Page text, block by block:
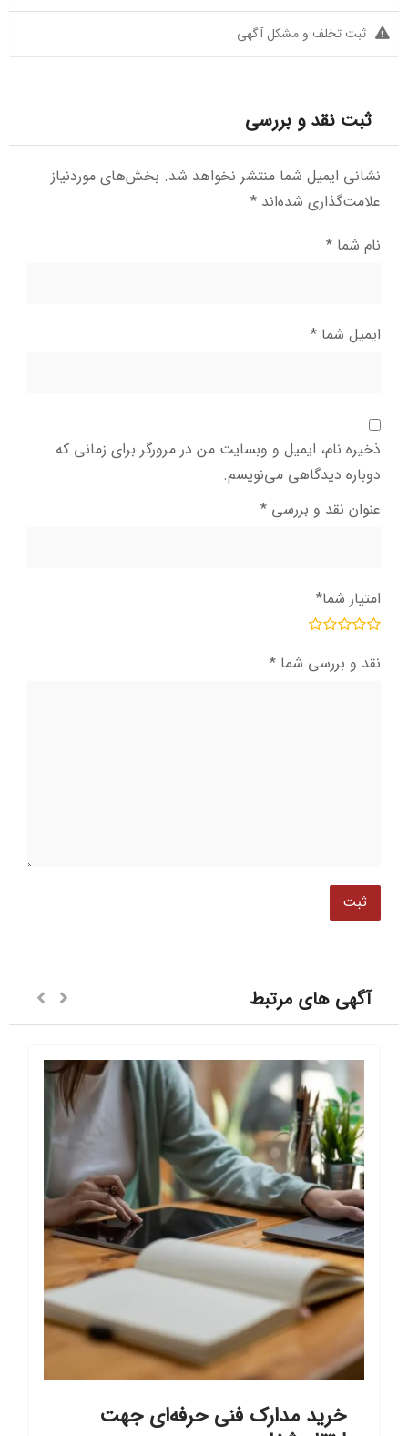
ثبت تخلف و مشکل آگهی
ثبت نقد و بررسی
نشانی ایمیل شما منتشر نخواهد شد. بخش‌های موردنیاز
علامت‌گذاری شده‌اند *
نام شما *
ایمیل شما *
ذخیره نام، ایمیل و وبسایت من در مرورگر برای زمانی که
دوباره دیدگاهی می‌نویسم.
عنوان نقد و بررسی *
امتیاز شما*
نقد و بررسی شما *
آگهی های مرتبط
خرید مدارک فنی حرفه‌ای جهت